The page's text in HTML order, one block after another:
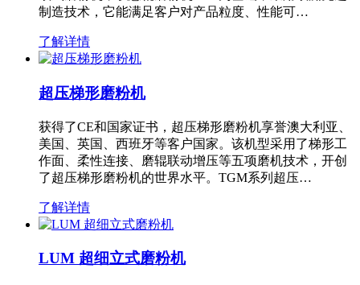
制造技术，它能满足客户对产品粒度、性能可…
了解详情
超压梯形磨粉机
获得了CE和国家证书，超压梯形磨粉机享誉澳大利亚、
美国、英国、西班牙等客户国家。该机型采用了梯形工
作面、柔性连接、磨辊联动增压等五项磨机技术，开创
了超压梯形磨粉机的世界水平。TGM系列超压…
了解详情
LUM 超细立式磨粉机